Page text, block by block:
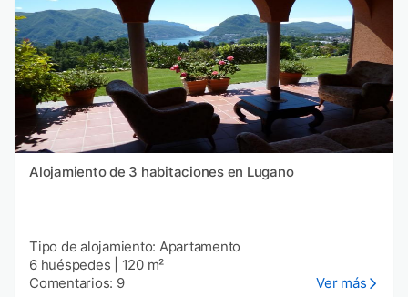
Alojamiento de 3 habitaciones en Lugano
Tipo de alojamiento: Apartamento
6 huéspedes
120 m²
Comentarios: 9
Ver más